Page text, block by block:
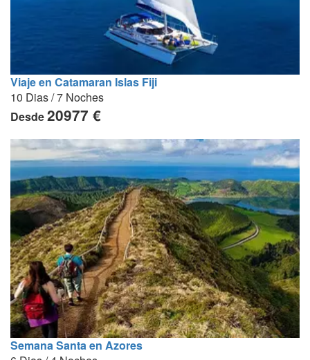
Viaje en Catamaran Islas Fiji
10 Dias / 7 Noches
Desde20977 €
Semana Santa en Azores